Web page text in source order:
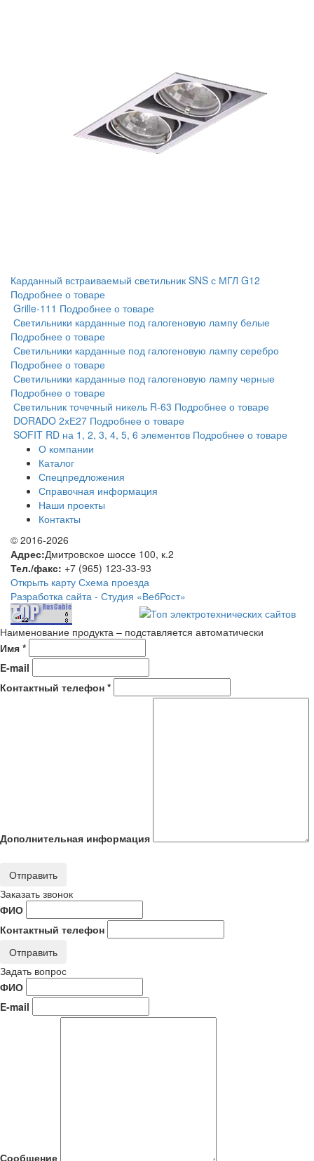
Карданный встраиваемый светильник SNS с МГЛ G12
Подробнее о товаре
Grille-111 Подробнее о товаре
Светильники карданные под галогеновую лампу белые
Подробнее о товаре
Светильники карданные под галогеновую лампу серебро
Подробнее о товаре
Светильники карданные под галогеновую лампу черные
Подробнее о товаре
Светильник точечный никель R-63 Подробнее о товаре
DORADO 2хЕ27 Подробнее о товаре
SOFIT RD на 1, 2, 3, 4, 5, 6 элементов Подробнее о товаре
О компании
Каталог
Спецпредложения
Справочная информация
Наши проекты
Контакты
© 2016-2026
Адрес:Дмитровское шоссе 100, к.2
Тел./факс: +7 (965) 123-33-93
Открыть карту Схема проезда
Разработка сайта - Студия «ВебРост»
Наименование продукта – подставляется автоматически
Имя *
E-mail
Контактный телефон *
Дополнительная информация
Отправить
Заказать звонок
ФИО
Контактный телефон
Отправить
Задать вопрос
ФИО
E-mail
Сообщение